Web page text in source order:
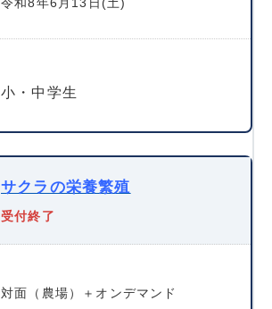
小・中学生
サクラの栄養繁殖
受付終了
対面（農場）＋オンデマンド